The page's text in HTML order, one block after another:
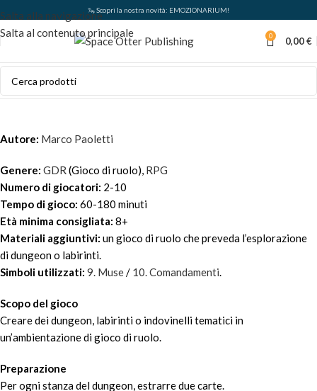
Salta alla navigazione
Salta al contenuto principale
🦦 Scopri la nostra novità: EMOZIONARIUM!
0 0,00€
Autore: Marco Paoletti
Genere: GDR (Gioco di ruolo), RPG
Numero di giocatori: 2-10
Tempo di gioco: 60-180 minuti
Età minima consigliata: 8+
Materiali aggiuntivi: un gioco di ruolo che preveda l’esplorazione
di dungeon o labirinti.
Simboli utilizzati: 9. Muse/ 10. Comandamenti.
Scopo del gioco
Creare dei dungeon, labirinti o indovinelli tematici in
un’ambientazione di gioco di ruolo.
Preparazione
Per ogni stanza del dungeon, estrarre due carte.